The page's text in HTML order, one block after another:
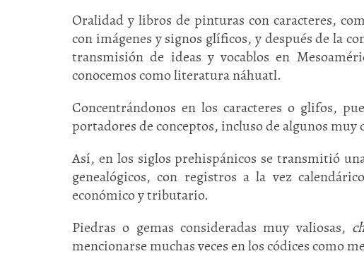
Oralidad y libros de pinturas con caracteres,
con imágenes y signos glíficos, y después de la
transmisión de ideas y vocablos en
conocemos como literatura náhuatl.
Concentrándonos en los caracteres o glifos,
portadores de conceptos, incluso de algunos muy
Así, en los siglos prehispánicos se transmitió
genealógicos, con registros a la vez
económico y tributario.
Piedras o gemas consideradas muy valiosas,
mencionarse muchas veces en los códices como